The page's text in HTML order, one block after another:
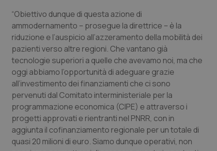
“Obiettivo dunque di questa azione di
ammodernamento – prosegue la direttrice – è la
riduzione e l’auspicio all’azzeramento della mobilità dei
pazienti verso altre regioni. Che vantano già
tecnologie superiori a quelle che avevamo noi, ma che
oggi abbiamo l’opportunità di adeguare grazie
all’investimento dei finanziamenti che ci sono
pervenuti dal Comitato interministeriale per la
programmazione economica (CIPE) e attraverso i
progetti approvati e rientranti nel PNRR, con in
aggiunta il cofinanziamento regionale per un totale di
quasi 20 milioni di euro. Siamo dunque operativi, non